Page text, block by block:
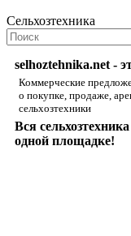
Сельхозтехника
selhoztehnika.net -
Коммерческие
о покупке, продаже,
сельхозтехники
Вся
одной площадке!